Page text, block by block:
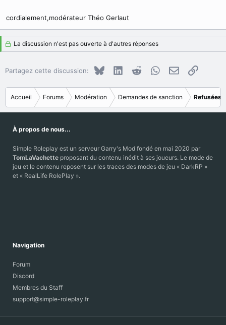
cordialement,modérateur Théo Gerlaut
La discussion n'est pas ouverte à d'autres réponses
Partagez cette discussion: Bluesky LinkedInRedditWhatsApp
E-mailCopier
Accueil Forums Modération Demandes de sanction Refusées
À propos de nous...
Simple Roleplay est un serveur Garry's Mod fondé en mai 2020 par
TomLaVachette proposant du contenu inédit à ses joueurs. Le mode de
jeu et le contenu reposent sur les traces des modes de jeu « DarkRP »
et « RealLife RolePlay ».
Navigation
Forum
Discord
Membres du Staff
support@simple-roleplay.fr